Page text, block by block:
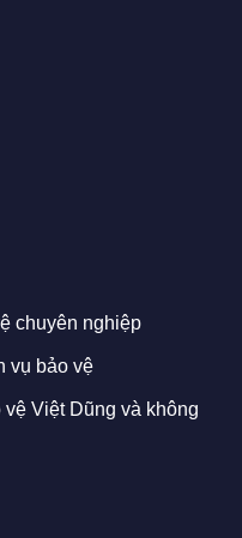
chuyên nghiệp
vụ bảo vệ
Việt Dũng và không